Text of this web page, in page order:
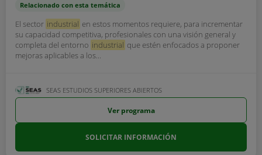
Relacionado con esta temática
El sector industrial en estos momentos requiere, para incrementar
su capacidad competitiva, profesionales con una visión general y
completa del entorno industrial que estén enfocados a proponer
mejoras aplicables a los...
SEAS ESTUDIOS SUPERIORES ABIERTOS
Ver programa
SOLICITAR INFORMACIÓN